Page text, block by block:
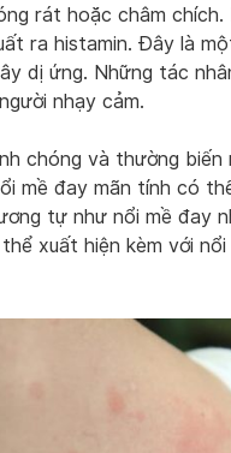
rát hoặc châm chích.
ra histamin. Đây là
dị ứng. Những tác
nhạy cảm.
chóng và thường
mề đay mãn tính có
tự như nổi mề đay
xuất hiện kèm với